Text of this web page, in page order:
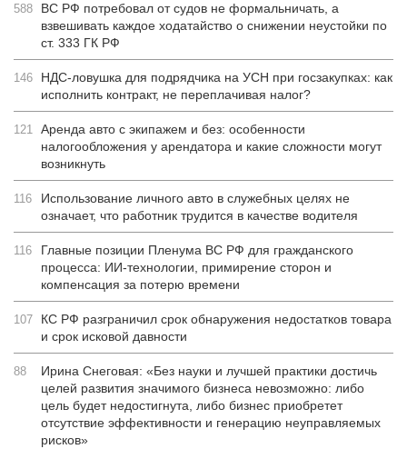
588
ВС РФ потребовал от судов не формальничать, а
взвешивать каждое ходатайство о снижении неустойки по
ст. 333 ГК РФ
146
НДС-ловушка для подрядчика на УСН при госзакупках: как
исполнить контракт, не переплачивая налог?
121 Аренда авто с экипажем и без: особенности
налогообложения у арендатора и какие сложности могут
возникнуть
116
Использование личного авто в служебных целях не
означает, что работник трудится в качестве водителя
116
Главные позиции Пленума ВС РФ для гражданского
процесса: ИИ-технологии, примирение сторон и
компенсация за потерю времени
107
КС РФ разграничил срок обнаружения недостатков товара
и срок исковой давности
88
Ирина Снеговая: «Без науки и лучшей практики достичь
целей развития значимого бизнеса невозможно: либо
цель будет недостигнута, либо бизнес приобретет
отсутствие эффективности и генерацию неуправляемых
рисков»